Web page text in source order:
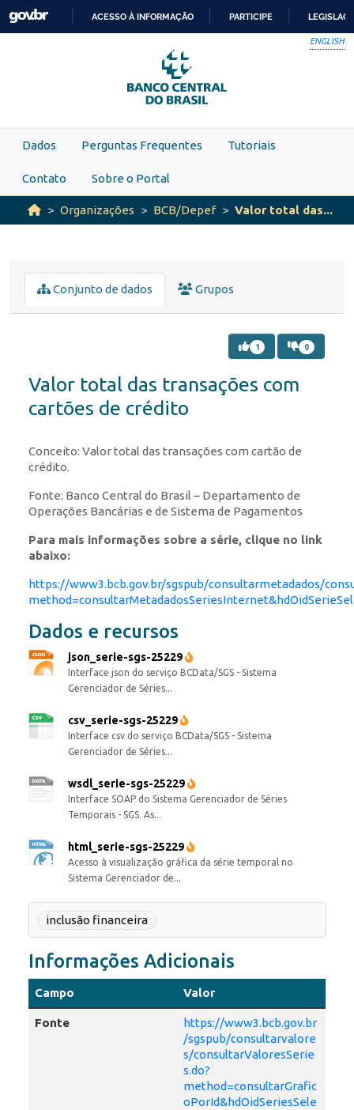
Skip to main content
PARA
O
CONTEÚDO
ACESSO À INFORMAÇÃO PARTICIPE
ENGLISH
Dados Perguntas Frequentes Tutoriais
Contato Sobre o Portal
Organizações BCB/Depef Valor total das...
Conjunto de dados Grupos
Valor total das transações com
cartões de crédito
Conceito: Valor total das transações com cartão de
crédito.
Fonte: Banco Central do Brasil – Departamento de
Operações Bancárias e de Sistema de Pagamentos
Para mais informações sobre a série, clique no link
abaixo:
https://www3.bcb.gov.br/sgspub/consultarmetadados/
1 0
Dados e recursos
json_serie-sgs-25229
Interface json do serviço BCData/SGS - Sistema
Gerenciador de Séries...
csv_serie-sgs-25229
Interface csv do serviço BCData/SGS - Sistema
Gerenciador de Séries...
wsdl_serie-sgs-25229
Interface SOAP do Sistema Gerenciador de Séries
Temporais - SGS. As...
html_serie-sgs-25229
Acesso à visualização gráfica da série temporal no
Sistema Gerenciador de...
inclusão financeira
Informações Adicionais
Campo Valor
Fonte
https://www3.bcb.gov.br
/sgspub/consultarvalore
s/consultarValoresSerie
s.do?
method=consultarGrafic
oPorId&hdOidSeriesSele